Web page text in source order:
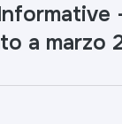
a marzo